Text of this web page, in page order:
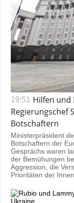
19:51
Hilfen und
Regierungschef
Botschaftern
Ministerpräsident
Botschaftern der
Gesprächs waren
der Bemühungen
Aggression, die
Prioritäten der